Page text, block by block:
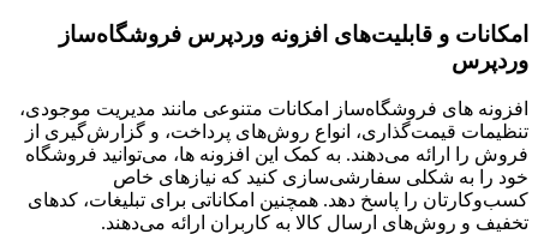
امکانات و قابلیت‌های افزونه وردپرس فروشگاه‌ساز
وردپرس
افزونه ‌های فروشگاه‌ساز امکانات متنوعی مانند مدیریت موجودی،
تنظیمات قیمت‌گذاری، انواع روش‌های پرداخت، و گزارش‌گیری از
فروش را ارائه می‌دهند. به کمک این افزونه ‌ها، می‌توانید فروشگاه
خود را به شکلی سفارشی‌سازی کنید که نیازهای خاص
کسب‌وکارتان را پاسخ دهد. همچنین امکاناتی برای تبلیغات، کدهای
تخفیف و روش‌های ارسال کالا به کاربران ارائه می‌دهند.